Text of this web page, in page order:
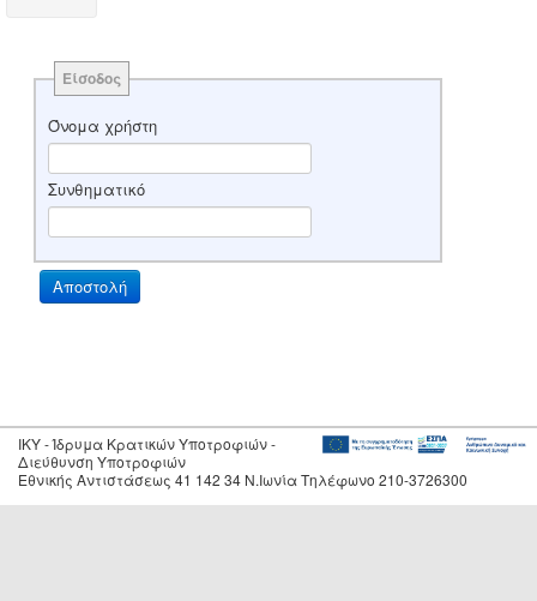
Είσοδος
Όνομα χρήστη
Συνθηματικό
IKY - Ίδρυμα Κρατικών Υποτροφιών -
Διεύθυνση Υποτροφιών
Εθνικής Αντιστάσεως 41 142 34 Ν.Ιωνία Τηλέφωνο 210-3726300